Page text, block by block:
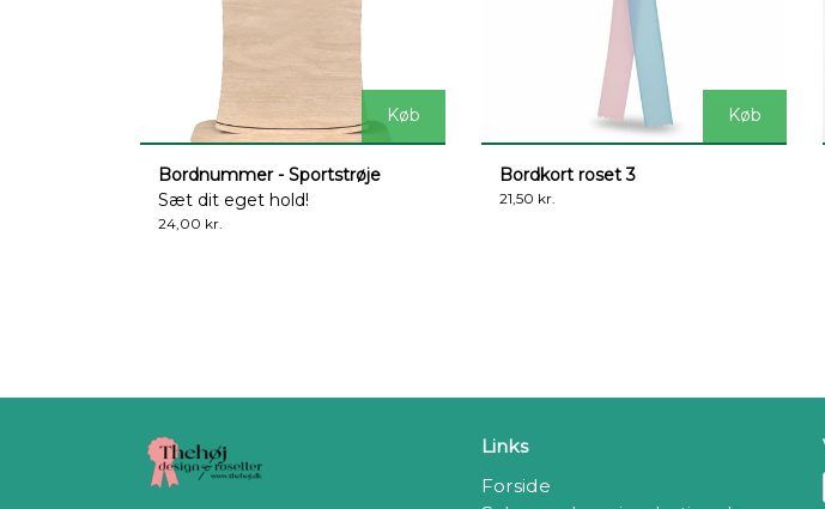
Køb
Bordnummer - Sportstrøje
Sæt dit eget hold!
24,00 kr.
Køb
Bordkort roset 3
21,50 kr.
Links
Forside